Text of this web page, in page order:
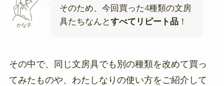
かな子
そのため、今回買った4種類の文房
具たちなんとすべてリピート品！
その中で、同じ文房具でも別の種類を改めて買っ
てみたものや、わたしなりの使い方をご紹介して